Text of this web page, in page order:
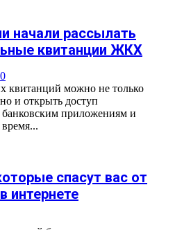
начали рассылать
квитанции ЖКХ
0
квитанций можно не только
и открыть доступ
приложениям и
спасут вас от
интернете